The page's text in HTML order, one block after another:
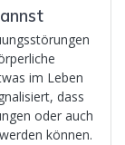
im Leben
dass
oder auch
können.